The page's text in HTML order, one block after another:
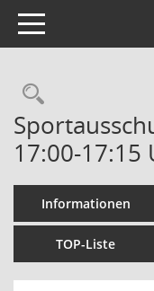
Toggle navigation
17:00-17:15
Informationen
TOP-Liste